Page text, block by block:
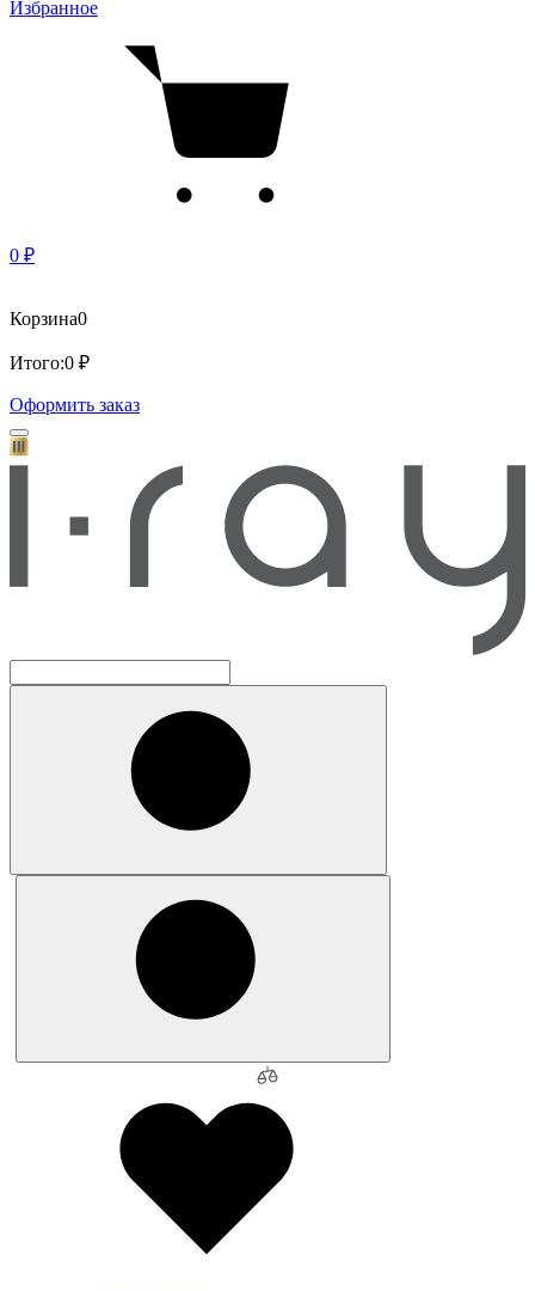
Избранное
0 ₽
Корзина0
Итого:0 ₽
Оформить заказ